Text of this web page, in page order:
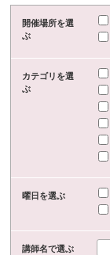
開催場所を選
ぶ
カテゴリを選
ぶ
曜日を選ぶ
講師名で選ぶ